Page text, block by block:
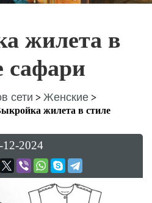
жилета в
сафари
сети > Женские >
жилета в стиле
12-2024